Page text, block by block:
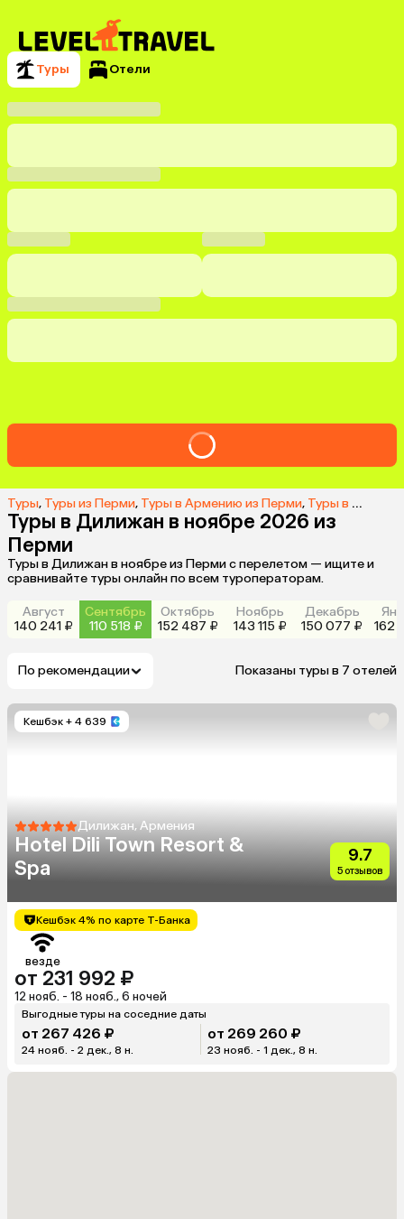
Туры Отели
Туры, Туры из Перми, Туры в Армению из Перми, Туры в Дилижан из Перми
Туры в Дилижан в ноябре 2026 из
Перми
Туры в Дилижан в ноябре из Перми с перелетом — ищите и
сравнивайте туры онлайн по всем туроператорам.
Август
140 241 ₽
Сентябрь
110 518 ₽
Октябрь
152 487 ₽
Ноябрь
143 115 ₽
Декабрь
150 077 ₽
162
По рекомендации Показаны туры в 7 отелей
Кешбэк + 4 639
Дилижан, Армения
Hotel Dili Town Resort &
Spa
9.7
5 отзывов
Кешбэк 4% по карте Т-Банка
везде
от 231 992 ₽
12 нояб. - 18 нояб., 6 ночей
Выгодные туры на соседние даты
от 267 426 ₽
24 нояб. - 2 дек., 8 н.
от 269 260 ₽
23 нояб. - 1 дек., 8 н.